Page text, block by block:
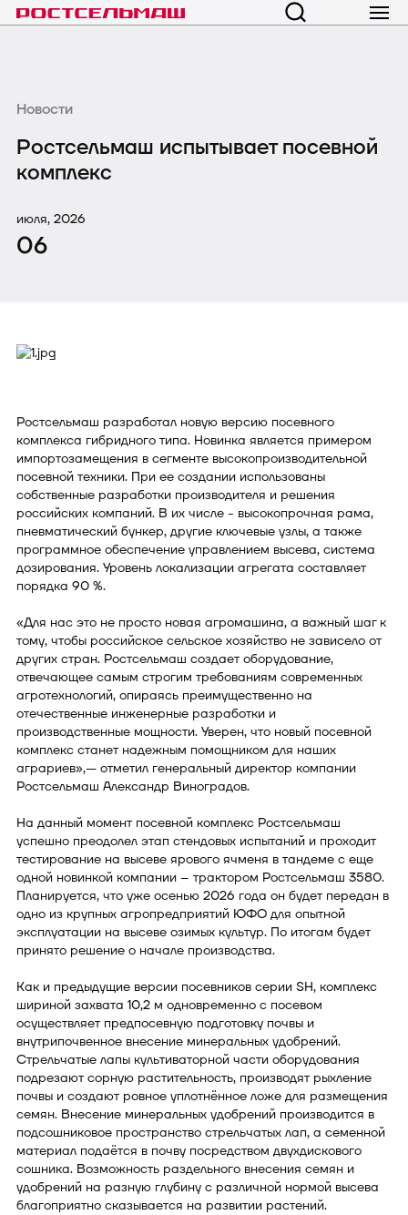
Новости
Ростсельмаш испытывает посевной
комплекс
июля, 2026
06
Ростсельмаш разработал новую версию посевного
комплекса гибридного типа. Новинка является примером
импортозамещения в сегменте высокопроизводительной
посевной техники. При ее создании использованы
собственные разработки производителя и решения
российских компаний. В их числе - высокопрочная рама,
пневматический бункер, другие ключевые узлы, а также
программное обеспечение управлением высева, система
дозирования. Уровень локализации агрегата составляет
порядка 90 %.
«Для нас это не просто новая агромашина, а важный шаг к
тому, чтобы российское сельское хозяйство не зависело от
других стран. Ростсельмаш создает оборудование,
отвечающее самым строгим требованиям современных
агротехнологий, опираясь преимущественно на
отечественные инженерные разработки и
производственные мощности. Уверен, что новый посевной
комплекс станет надежным помощником для наших
аграриев»,— отметил генеральный директор компании
Ростсельмаш Александр Виноградов.
На данный момент посевной комплекс Ростсельмаш
успешно преодолел этап стендовых испытаний и проходит
тестирование на высеве ярового ячменя в тандеме с еще
одной новинкой компании – трактором Ростсельмаш 3580.
Планируется, что уже осенью 2026 года он будет передан в
одно из крупных агропредприятий ЮФО для опытной
эксплуатации на высеве озимых культур. По итогам будет
принято решение о начале производства.
Как и предыдущие версии посевников серии SH, комплекс
шириной захвата 10,2 м одновременно с посевом
осуществляет предпосевную подготовку почвы и
внутрипочвенное внесение минеральных удобрений.
Стрельчатые лапы культиваторной части оборудования
подрезают сорную растительность, производят рыхление
почвы и создают ровное уплотнённое ложе для размещения
семян. Внесение минеральных удобрений производится в
подсошниковое пространство стрельчатых лап, а семенной
материал подаётся в почву посредством двухдискового
сошника. Возможность раздельного внесения семян и
удобрений на разную глубину с различной нормой высева
благоприятно сказывается на развитии растений.